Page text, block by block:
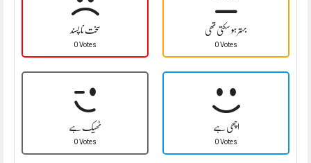
سخت نا پسند
0 Votes
بہتر ہو سکتی تھی
0 Votes
ٹھیک ہے
0 Votes
اچھی ہے
0 Votes